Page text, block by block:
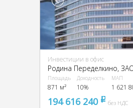
Инвестиции в офис
Родина Переделкино,
Площадь
871 м²
Доходность
10%
МАП
1 621
194 616 240 pуббез НДС